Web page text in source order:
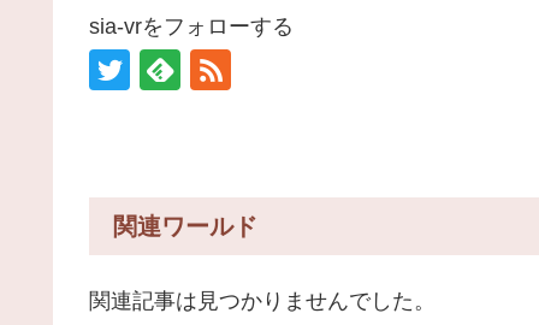
sia-vrをフォローする
関連ワールド
関連記事は見つかりませんでした。